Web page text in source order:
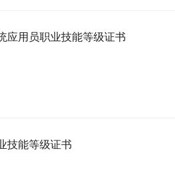
应用员职业技能等级证书
技能等级证书